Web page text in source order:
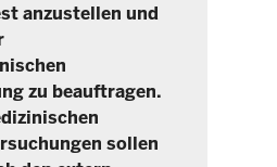
anzustellen und
zu beauftragen.
sollen